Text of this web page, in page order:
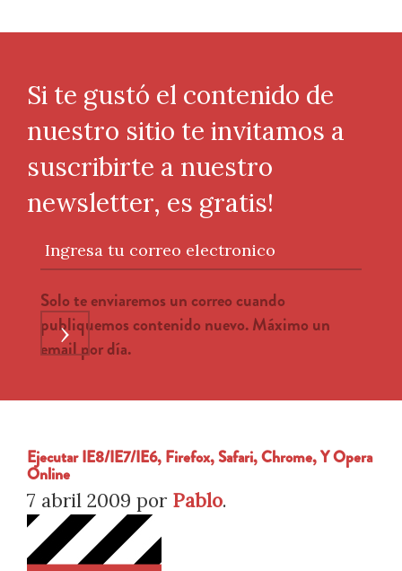
Si te gustó el contenido de
nuestro sitio te invitamos a
suscribirte a nuestro
newsletter, es gratis!
Ingresa tu correo electronico
Solo te enviaremos un correo cuando
publiquemos contenido nuevo. Máximo un
email por día.
›
Ejecutar IE8/IE7/IE6, Firefox, Safari, Chrome, Y Opera
Online
7 abril 2009 por Pablo.